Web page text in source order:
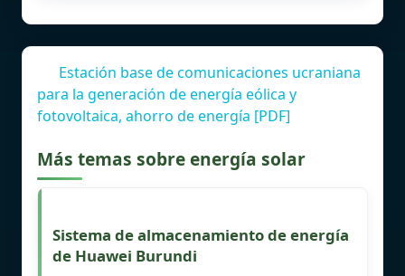
Estación base de comunicaciones ucraniana
para la generación de energía eólica y
fotovoltaica, ahorro de energía [PDF]
Más temas sobre energía solar
Sistema de almacenamiento de energía
de Huawei Burundi